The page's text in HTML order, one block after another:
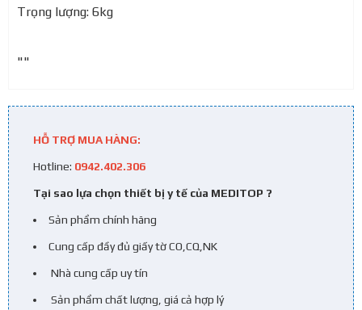
Trọng lượng: 6kg
""
HỖ TRỢ MUA HÀNG:
Hotline: 0942.402.306
Tại sao lựa chọn thiết bị y tế của MEDITOP ?
Sản phẩm chính hãng
Cung cấp đầy đủ giấy tờ CO,CQ,NK
Nhà cung cấp uy tín
Sản phẩm chất lượng, giá cả hợp lý